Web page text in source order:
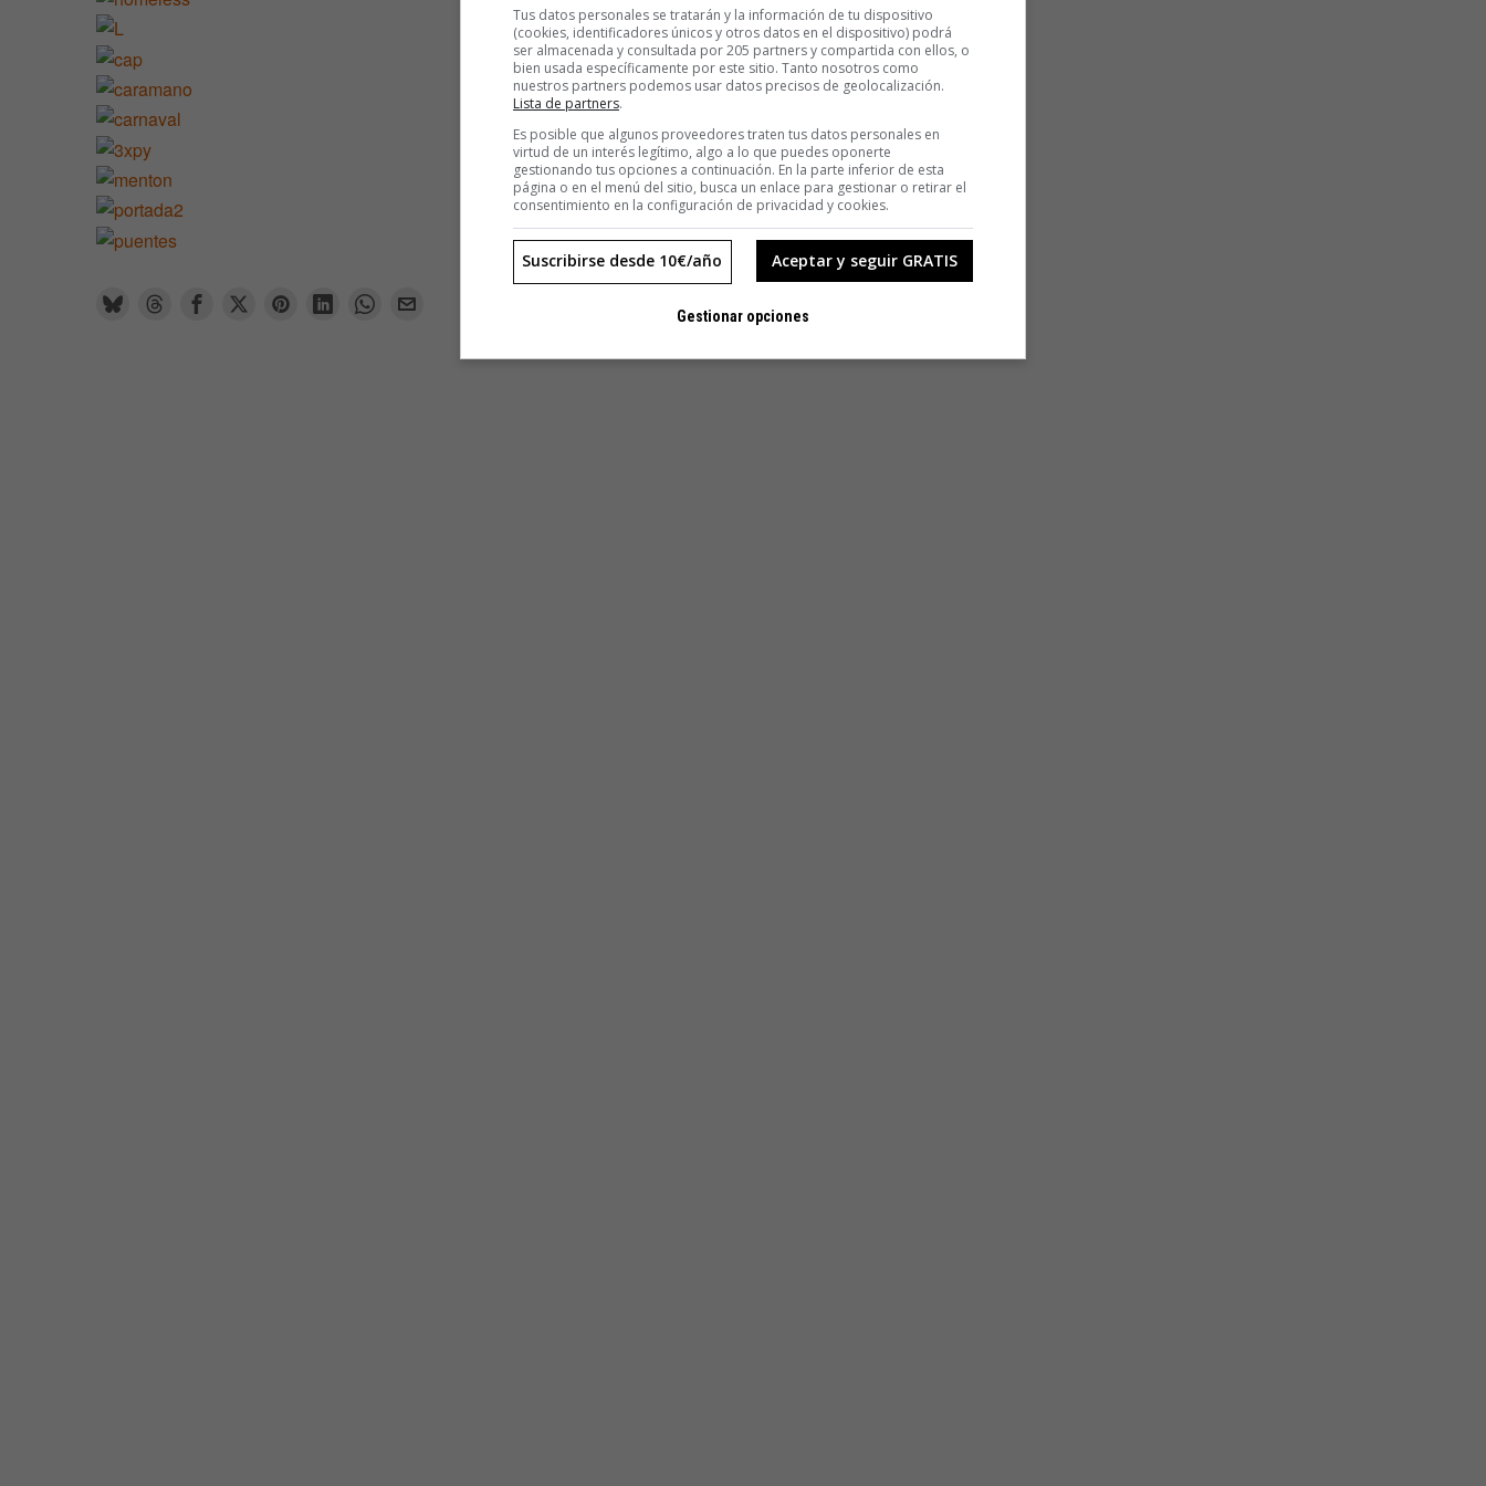
Tus datos personales se tratarán y la información de tu dispositivo
(cookies, identificadores únicos y otros datos en el dispositivo) podrá
ser almacenada y consultada por 205 partners y compartida con ellos, o
bien usada específicamente por este sitio. Tanto nosotros como
nuestros partners podemos usar datos precisos de geolocalización.
Lista de partners.
Es posible que algunos proveedores traten tus datos personales en
virtud de un interés legítimo, algo a lo que puedes oponerte
gestionando tus opciones a continuación. En la parte inferior de esta
página o en el menú del sitio, busca un enlace para gestionar o retirar el
consentimiento en la configuración de privacidad y cookies.
Aceptar y seguir GRATIS
Suscribirse desde 10€/año
Gestionar opciones